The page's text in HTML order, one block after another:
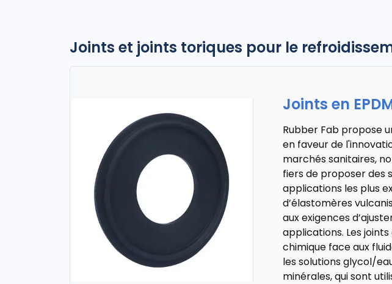
Joints et joints toriques pour le
Joints en
Rubber Fab propose
en faveur de
marchés sanitaires,
fiers de proposer des
applications les plus
d’élastomères
aux exigences
applications. Les
chimique face aux
les solutions glycol/
minérales, qui sont